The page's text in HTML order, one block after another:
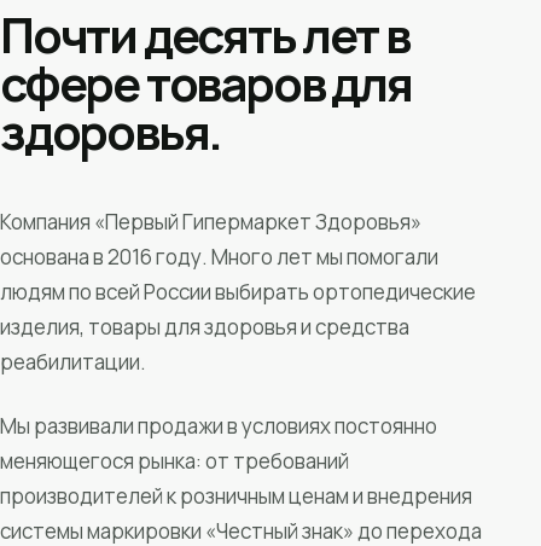
Почти десять лет в
сфере товаров для
здоровья.
Компания «Первый Гипермаркет Здоровья»
основана в 2016 году. Много лет мы помогали
людям по всей России выбирать ортопедические
изделия, товары для здоровья и средства
реабилитации.
Мы развивали продажи в условиях постоянно
меняющегося рынка: от требований
производителей к розничным ценам и внедрения
системы маркировки «Честный знак» до перехода